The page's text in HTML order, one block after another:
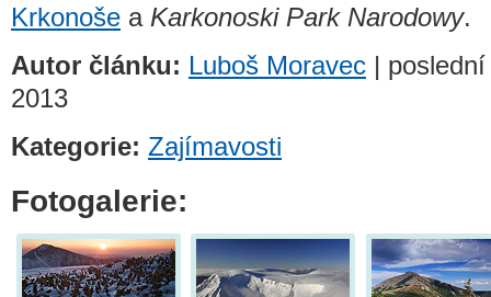
Krkonoše a Karkonoski Park Narodowy.
Autor článku: Luboš Moravec |
2013
Kategorie: Zajímavosti
Fotogalerie: